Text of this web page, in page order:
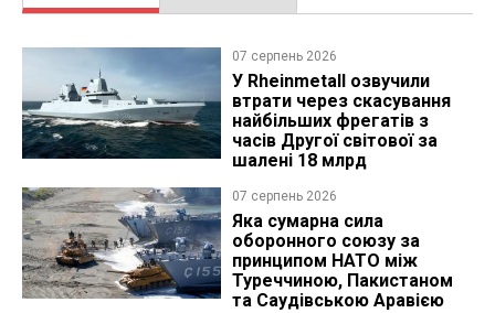
07 серпень 2026
У Rheinmetall озвучили
втрати через скасування
найбільших фрегатів з
часів Другої світової за
шалені 18 млрд
07 серпень 2026
Яка сумарна сила
оборонного союзу за
принципом НАТО між
Туреччиною, Пакистаном
та Саудівською Аравією